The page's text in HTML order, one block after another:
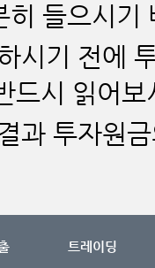
히 들으시기
시기 전에
드시 읽어
과 투자원
트레이딩